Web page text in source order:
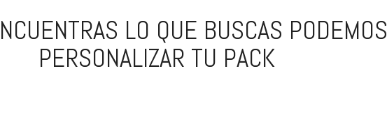
LO QUE BUSCAS PODEMOS
PERSONALIZAR TU PACK